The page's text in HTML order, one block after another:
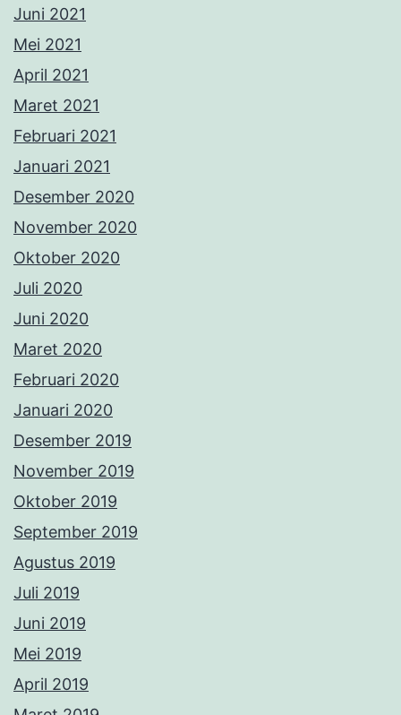
Juni 2021
Mei 2021
April 2021
Maret 2021
Februari 2021
Januari 2021
Desember 2020
November 2020
Oktober 2020
Juli 2020
Juni 2020
Maret 2020
Februari 2020
Januari 2020
Desember 2019
November 2019
Oktober 2019
September 2019
Agustus 2019
Juli 2019
Juni 2019
Mei 2019
April 2019